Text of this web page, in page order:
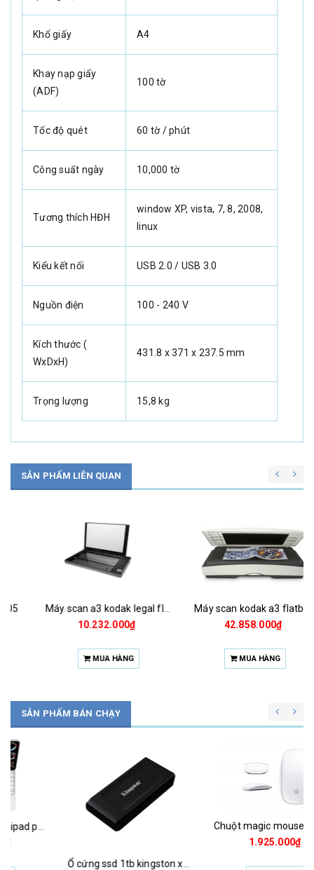
Khổ giấy A4
Khay nạp giấy
(ADF)
100 tờ
Tốc độ quét 60 tờ / phút
Công suất ngày 10,000 tờ
Tương thích HĐH
window XP, vista, 7, 8, 2008,
linux
Kiểu kết nối USB 2.0 / USB 3.0
Nguồn điện 100 - 240 V
Kích thước (
WxDxH)
431.8 x 371 x 237.5 mm
Trọng lượng 15,8 kg
SẢN PHẨM LIÊN QUAN
Máy scan a3 kodak legal flatbed
10.232.000₫
MUA HÀNG
Máy scan kodak a3 flatbed
42.858.000₫
MUA HÀNG
SẢN PHẨM BÁN CHẠY
Ổ cứng ssd 1tb kingston xs1000 (bảo hành 3 năm)
Chuột magic mouse 2 2021 za/a
1.925.000₫